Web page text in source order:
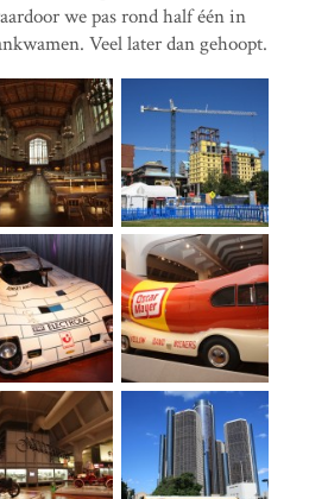
we pas rond half één in
Veel later dan gehoopt.